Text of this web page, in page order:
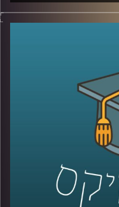
ומומחית ליחסים בין
בביה"ס ברוך איבצ'ר
שגיא תספר על
הסיבות השונות
מה הם ההסברים
משפיעים על האופן בו
מה זה "פסיפס מגדרי"?